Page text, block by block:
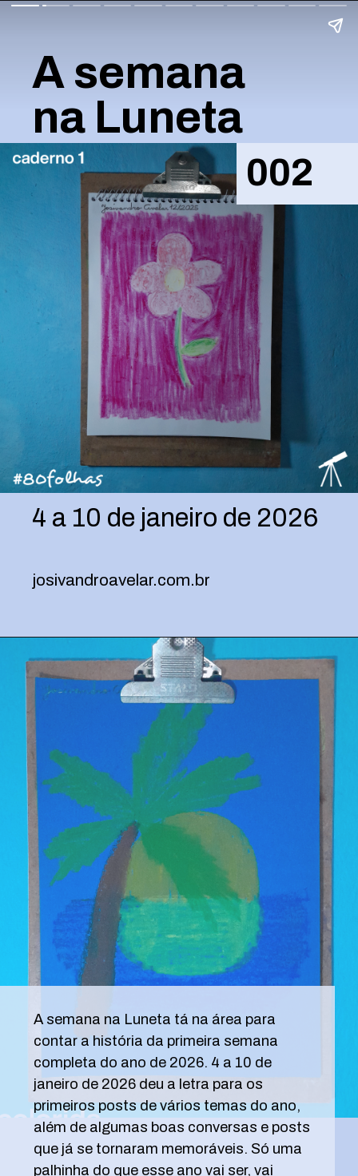
A semana
na Luneta
josivandroavelar.com.br
4 a 10 de janeiro de 2026
002
A semana na Luneta tá na área para
contar a história da primeira semana
completa do ano de 2026. 4 a 10 de
janeiro de 2026 deu a letra para os
primeiros posts de vários temas do ano,
além de algumas boas conversas e posts
que já se tornaram memoráveis. Só uma
palhinha do que esse ano vai ser, vai